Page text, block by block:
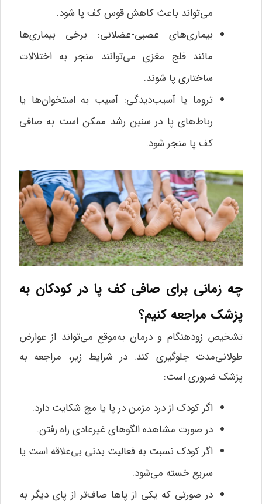
می‌تواند باعث کاهش قوس کف پا شود.
بیماری‌های عصبی-عضلانی: برخی بیماری‌ها
مانند فلج مغزی می‌توانند منجر به اختلالات
ساختاری پا شوند.
تروما یا آسیب‌دیدگی: آسیب به استخوان‌ها یا
رباط‌های پا در سنین رشد ممکن است به صافی
کف پا منجر شود.
چه زمانی برای صافی کف پا در کودکان به
پزشک مراجعه کنیم؟
تشخیص زودهنگام و درمان به‌موقع می‌تواند از عوارض
طولانی‌مدت جلوگیری کند. در شرایط زیر، مراجعه به
پزشک ضروری است:
اگر کودک از درد مزمن در پا یا مچ شکایت دارد.
در صورت مشاهده الگوهای غیرعادی راه رفتن.
اگر کودک نسبت به فعالیت بدنی بی‌علاقه است یا
سریع خسته می‌شود.
در صورتی که یکی از پاها صاف‌تر از پای دیگر به